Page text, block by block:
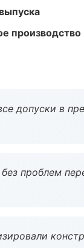
производство
допуски в
проблем